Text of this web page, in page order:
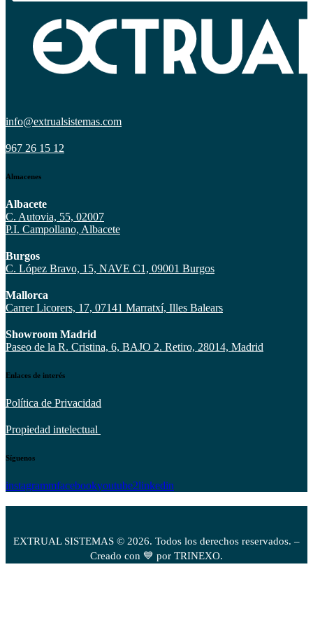
info@extrualsistemas.com
967 26 15 12
Almacenes
Albacete
C. Autovia, 55, 02007
P.I. Campollano, Albacete
Burgos
C. López Bravo, 15, NAVE C1, 09001 Burgos
Mallorca
Carrer Licorers, 17, 07141 Marratxí, Illes Balears
Showroom Madrid
Paseo de la R. Cristina, 6, BAJO 2. Retiro, 28014, Madrid
Enlaces de interés
Política de Privacidad
Propiedad intelectual
Síguenos
instagrammfacebookyoutube2linkedin
EXTRUAL SISTEMAS © 2026. Todos los derechos reservados. –
Creado con 💙 por TRINEXO.